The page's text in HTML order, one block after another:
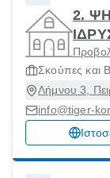
2.
Σκούπες και
Λήμνου 3,
info@tiger-